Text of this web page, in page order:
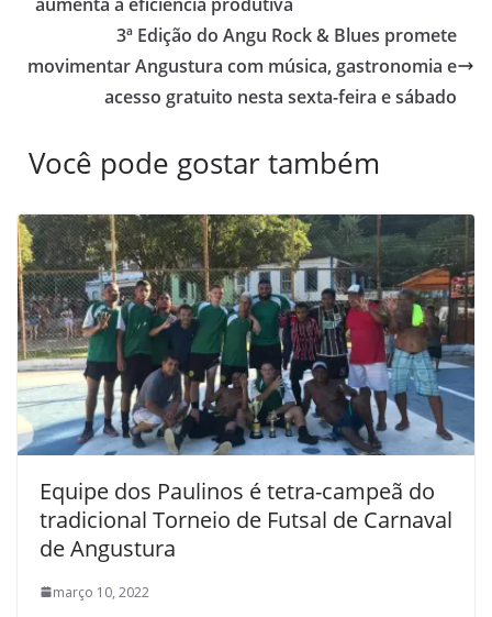
3ª Edição do Angu Rock & Blues promete
movimentar Angustura com música, gastronomia e
acesso gratuito nesta sexta-feira e sábado
Você pode gostar também
Equipe dos Paulinos é tetra-campeã do
tradicional Torneio de Futsal de Carnaval
de Angustura
março 10, 2022